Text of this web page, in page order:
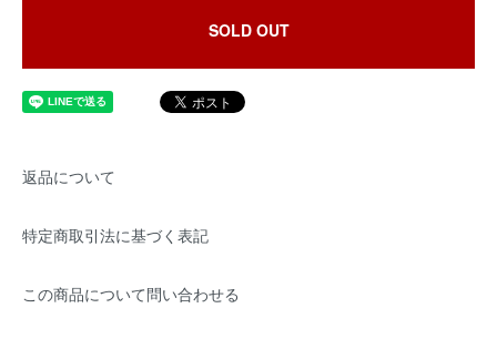
SOLD OUT
返品について
特定商取引法に基づく表記
この商品について問い合わせる